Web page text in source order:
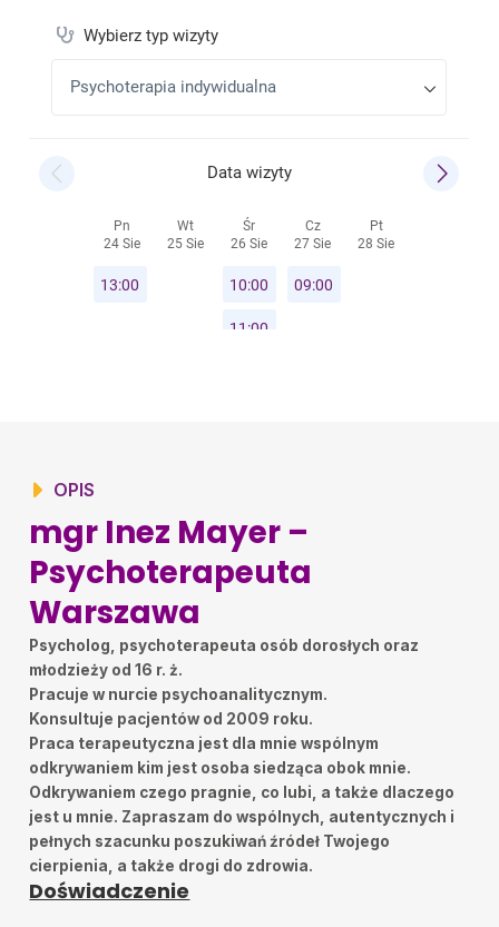
OPIS
mgr Inez Mayer –
Psychoterapeuta
Warszawa
Psycholog, psychoterapeuta osób dorosłych oraz
młodzieży od 16 r. ż.
Pracuje w nurcie psychoanalitycznym.
Konsultuje pacjentów od 2009 roku.
Praca terapeutyczna jest dla mnie wspólnym
odkrywaniem kim jest osoba siedząca obok mnie.
Odkrywaniem czego pragnie, co lubi, a także dlaczego
jest u mnie. Zapraszam do wspólnych, autentycznych i
pełnych szacunku poszukiwań źródeł Twojego
cierpienia, a także drogi do zdrowia.
Doświadczenie